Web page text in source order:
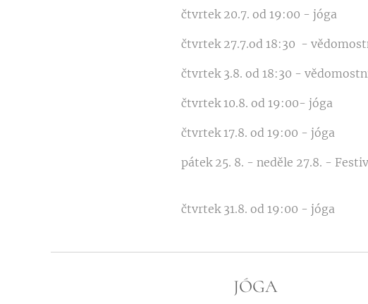
čtvrtek 20.7. od 19:00 - jóga
čtvrtek 27.7.od 18:30 -
čtvrtek 3.8. od 18:30 -
čtvrtek 10.8. od 19:00- jóga
čtvrtek 17.8. od 19:00 - jóga
pátek 25. 8. - neděle 27.8. -
čtvrtek 31.8. od 19:00 - jóga
JÓGA